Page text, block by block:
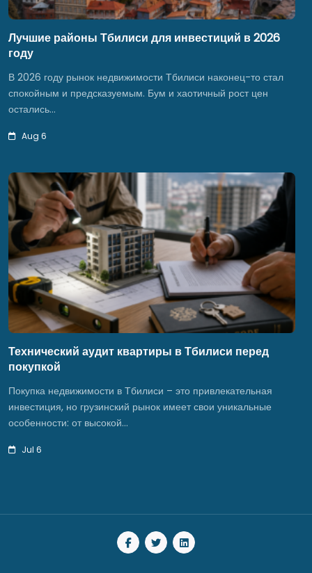
Лучшие районы Тбилиси для инвестиций в 2026
году
В 2026 году рынок недвижимости Тбилиси наконец-то стал
спокойным и предсказуемым. Бум и хаотичный рост цен
остались…
Aug 6
Технический аудит квартиры в Тбилиси перед
покупкой
Покупка недвижимости в Тбилиси – это привлекательная
инвестиция, но грузинский рынок имеет свои уникальные
особенности: от высокой…
Jul 6